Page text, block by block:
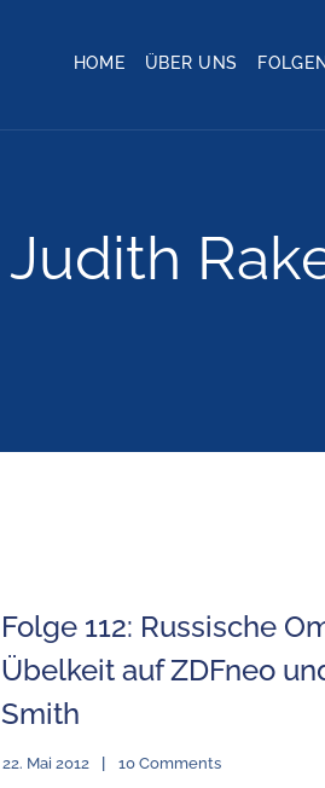
HOME ÜBER UNS
Judith
Folge 112: Russische
Übelkeit auf ZDFneo
Smith
22. Mai 2012 10 Comments